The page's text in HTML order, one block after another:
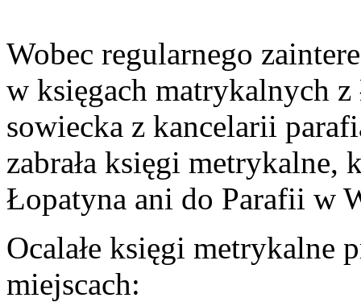
Wobec regularnego
w księgach matrykalnych
sowiecka z kancelarii
zabrała księgi
Łopatyna ani do Parafii w
Ocalałe księgi metrykalne
miejscach: